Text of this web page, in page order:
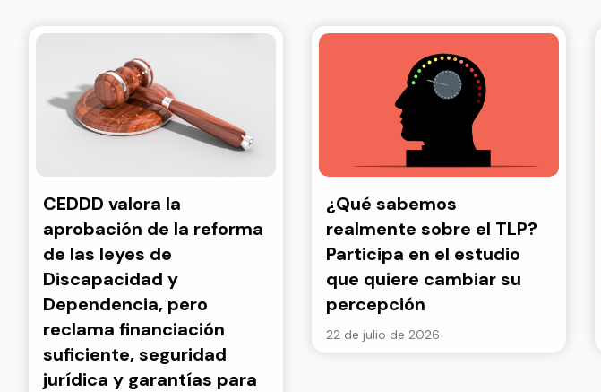
CEDDD valora la
aprobación de la reforma
de las leyes de
Discapacidad y
Dependencia, pero
reclama financiación
suficiente, seguridad
jurídica y garantías para
¿Qué sabemos
realmente sobre el TLP?
Participa en el estudio
que quiere cambiar su
percepción
22 de julio de 2026